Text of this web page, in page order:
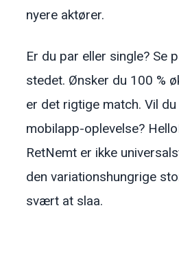
nyere aktører.
Er du par eller single? Se
stedet. Ønsker du 100 %
er det rigtige match. Vil
mobilapp-oplevelse?
RetNemt er ikke
den variationshungrige
svært at slaa.